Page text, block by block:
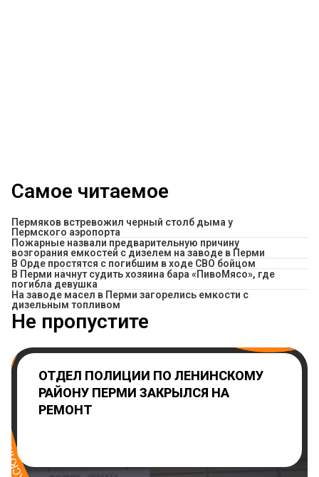
Самое читаемое
Пермяков встревожил черный столб дыма у
Пермского аэропорта
Пожарные назвали предварительную причину
возгорания емкостей с дизелем на заводе в Перми
В Орде простятся с погибшим в ходе СВО бойцом
​В Перми начнут судить хозяина бара «ПивоМясо», где
погибла девушка
На заводе масел в Перми загорелись емкости с
дизельным топливом
Не пропустите
ОТДЕЛ ПОЛИЦИИ ПО ЛЕНИНСКОМУ
РАЙОНУ ПЕРМИ ЗАКРЫЛСЯ НА
РЕМОНТ